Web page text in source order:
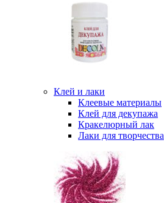
Клей и лаки
Клеевые материалы
Клей для декупажа
Кракелюрный лак
Лаки для творчества